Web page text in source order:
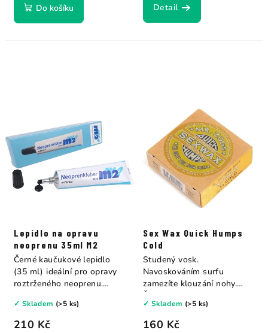
Do košíku Detail
Lepidlo na opravu
neoprenu 35ml M2
210 Kč
✓ Skladem (>5 ks)
Černé kaučukové lepidlo
(35 ml) ideální pro opravy
roztrženého neoprenu.
Sex Wax Quick Humps
Cold
160 Kč
✓ Skladem (>5 ks)
Studený vosk.
Navoskováním surfu
zamezíte klouzání nohy.
Žlutá - X Cold 14C...